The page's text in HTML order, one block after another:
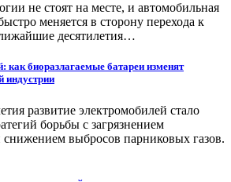
не стоят на месте, и автомобильная
меняется в сторону перехода к
десятилетия…
как биоразлагаемые батареи изменят
индустрии
развитие электромобилей стало
борьбы с загрязнением
выбросов парниковых газов.